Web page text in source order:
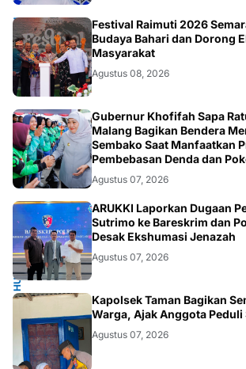
TNI
Festival Raimuti 2026
Budaya Bahari dan Dorong
Masyarakat
Agustus 08, 2026
SOSIAL
Gubernur Khofifah Sapa
Malang Bagikan Bendera
Sembako Saat Manfaatkan
Pembebasan Denda dan
PKB
Agustus 07, 2026
HUKUM.NASIONAL
ARUKKI Laporkan Dugaan
Sutrimo ke Bareskrim dan
Desak Ekshumasi Jenazah
Agustus 07, 2026
POLRI.SOSIAL
Kapolsek Taman Bagikan
Warga, Ajak Anggota Peduli
Agustus 07, 2026